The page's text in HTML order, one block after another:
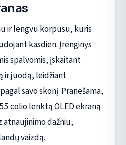
ir lengvu korpusu, kuris
kasdien. Įrenginys
spalvomis, įskaitant
ir juodą, leidžiant
savo skonį. Pranešama,
colio lenktą OLED ekraną
atnaujinimo dažniu,
vaizdą.